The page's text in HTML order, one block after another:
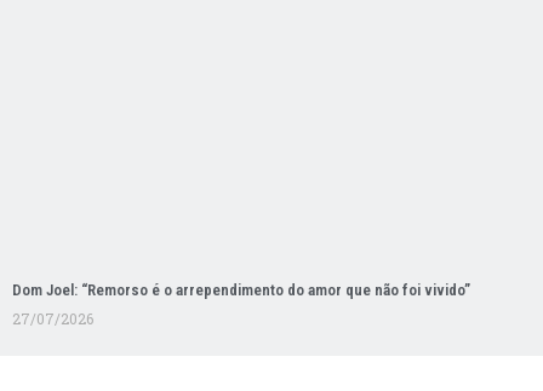
Dom Joel: “Remorso é o arrependimento do amor que não foi vivido”
27/07/2026